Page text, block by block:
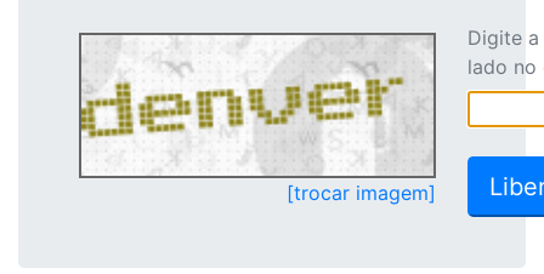
[trocar imagem]
Digite
lado no